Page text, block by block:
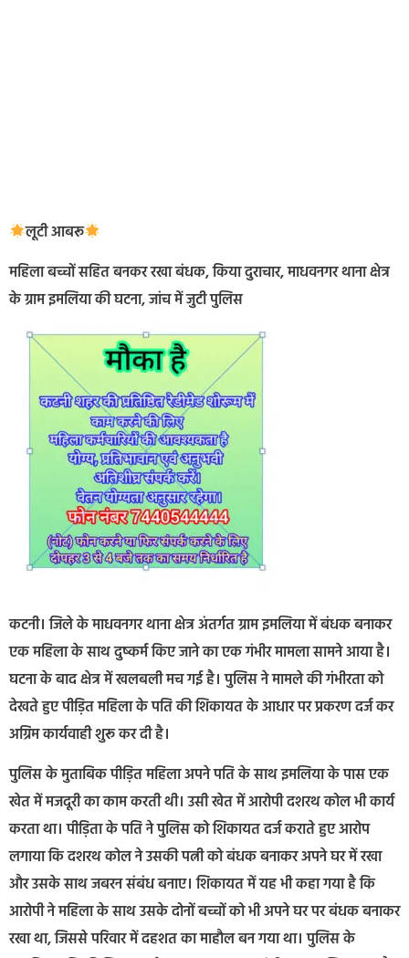
लूटी आबरू
महिला बच्चों सहित बनकर रखा बंधक, किया दुराचार, माधवनगर थाना क्षेत्र
के ग्राम इमलिया की घटना, जांच में जुटी पुलिस
कटनी। जिले के माधवनगर थाना क्षेत्र अंतर्गत ग्राम इमलिया में बंधक बनाकर
एक महिला के साथ दुष्कर्म किए जाने का एक गंभीर मामला सामने आया है।
घटना के बाद क्षेत्र में खलबली मच गई है। पुलिस ने मामले की गंभीरता को
देखते हुए पीड़ित महिला के पति की शिकायत के आधार पर प्रकरण दर्ज कर
अग्रिम कार्यवाही शुरू कर दी है।
पुलिस के मुताबिक पीड़ित महिला अपने पति के साथ इमलिया के पास एक
खेत में मजदूरी का काम करती थी। उसी खेत में आरोपी दशरथ कोल भी कार्य
करता था। पीड़िता के पति ने पुलिस को शिकायत दर्ज कराते हुए आरोप
लगाया कि दशरथ कोल ने उसकी पत्नी को बंधक बनाकर अपने घर में रखा
और उसके साथ जबरन संबंध बनाए। शिकायत में यह भी कहा गया है कि
आरोपी ने महिला के साथ उसके दोनों बच्चों को भी अपने घर पर बंधक बनाकर
रखा था, जिससे परिवार में दहशत का माहौल बन गया था। पुलिस के